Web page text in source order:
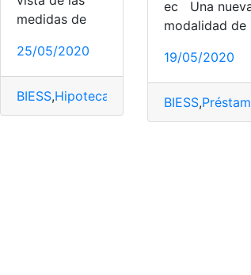
productividad
medidas de
25/05/2020
BIESS,Hipotecarios Procesos Virtuales
ec Una
modalidad de
19/05/2020
BIESS,